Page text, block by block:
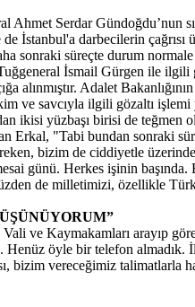
Serdar Gündoğdu’nun
İstanbul'a darbecilerin
sonraki süreçte durum
İsmail Gürgen ile
alınmıştır. Adalet
ve savcıyla ilgili gözaltı işlemi
ikisi yüzbaşı birisi de teğmen
Erkal, "Tabi bundan sonraki
bizim de ciddiyetle
günü. Herkes işinin başında.
de milletimizi, özellikle
ve Kaymakamları arayıp
öyle bir telefon
bizim vereceğimiz talimatlarla